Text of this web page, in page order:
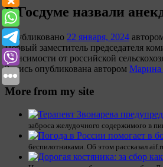
В Госдуме назвали
Опубликовано 22 января, 2024
Первый заместитель председателя
зависимости от российской
Запись опубликована автором Марина
More from my site
заброса желудочного содержимого в
беспилотниками. Об этом рассказал